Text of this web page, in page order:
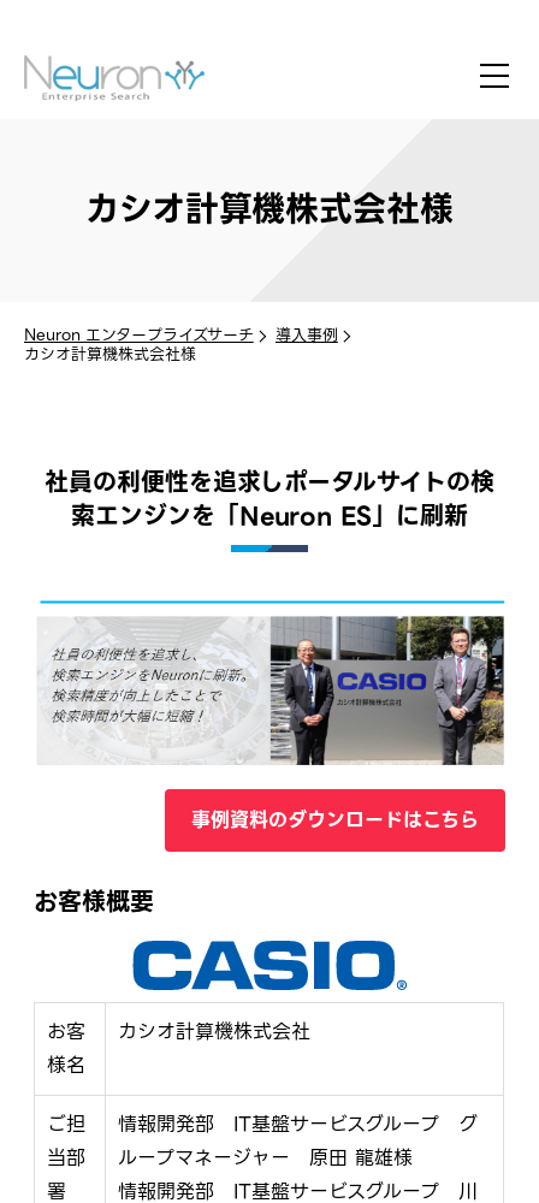
カシオ計算機株式会社様
Neuron エンタープライズサーチ 導入事例
カシオ計算機株式会社様
社員の利便性を追求しポータルサイトの検
索エンジンを「Neuron ES」に刷新
事例資料のダウンロードはこちら
お客様概要
お客
様名
カシオ計算機株式会社
ご担
当部
署
情報開発部 IT基盤サービスグループ グ
ループマネージャー 原田 龍雄様
情報開発部 IT基盤サービスグループ 川